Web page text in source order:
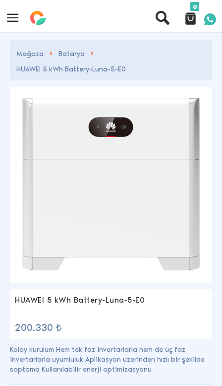
0
Mağaza
Batarya
HUAWEI 5 kWh Battery-Luna-5-E0
HUAWEI 5 kWh Battery-Luna-5-E0
200.330 ₺
Kolay kurulum Hem tek faz invertarlarla hem de üç faz
invertarlarla uyumluluk Aplikasyon üzerinden hızlı bir şekilde
saptama Kullanılabilir enerji optimizasyonu